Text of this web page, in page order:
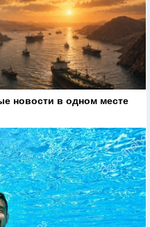
новости в одном месте